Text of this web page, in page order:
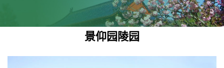
景仰园陵园